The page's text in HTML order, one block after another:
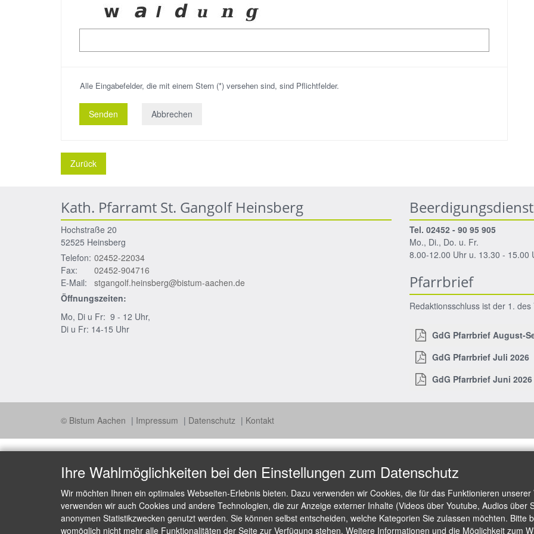
Alle Eingabefelder, die mit einem Stern (*) versehen sind, sind Pflichtfelder.
Abbrechen
Zurück
Kath. Pfarramt St. Gangolf Heinsberg
Hochstraße 20
52525 Heinsberg
Telefon: 02452-22034
Fax:
02452-904716
E-Mail:
stgangolf.heinsberg@bistum-aachen.de
Öffnungszeiten:
Mo, Di u Fr: 9 - 12 Uhr,
Di u Fr: 14-15 Uhr
Beerdigungsdienst
Tel. 02452 - 90 95 905
Mo., Di., Do. u. Fr.
8.00-12.00 Uhr u. 13.30 - 15.00
Pfarrbrief
Redaktionsschluss ist der 1. des
GdG Pfarrbrief August-
GdG Pfarrbrief Juli 2026
GdG Pfarrbrief Juni 2026
© Bistum Aachen Impressum Datenschutz Kontakt
Ihre Wahlmöglichkeiten bei den Einstellungen zum Datenschutz
Wir möchten Ihnen ein optimales Webseiten-Erlebnis bieten. Dazu verwenden wir Cookies, die für das Funktionieren
verwenden wir auch Cookies und andere Technologien, die zur Anzeige externer Inhalte (Videos über Youtube, Audios
anonymen Statistikzwecken genutzt werden. Sie können selbst entscheiden, welche Kategorien Sie zulassen möchten. Bitte
womöglich nicht mehr alle Funktionalitäten der Seite zur Verfügung stehen. Weitere Informationen und die Möglichkeit zum